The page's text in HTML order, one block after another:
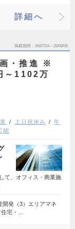
詳細へ
掲載期間 26/07/24～26/08/06
画・推進 ※
～1102万
土日祝休み
年
能
て、オフィス・商業施
開発（3）エリアマネ
宅・…